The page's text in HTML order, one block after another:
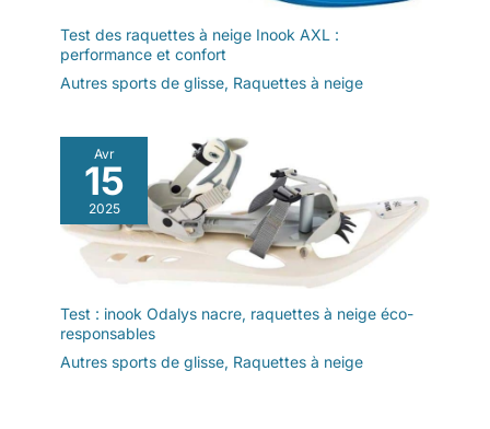
Test des raquettes à neige Inook AXL :
performance et confort
Autres sports de glisse, Raquettes à neige
Avr
15
2025
Test : inook Odalys nacre, raquettes à neige éco-
responsables
Autres sports de glisse, Raquettes à neige